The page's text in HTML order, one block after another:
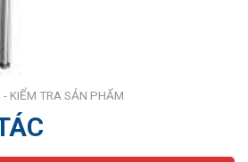
KIỂM TRA SẢN PHẨM